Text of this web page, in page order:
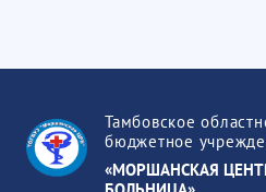
Тамбовское
бюджетное
«МОРШАНСКАЯ